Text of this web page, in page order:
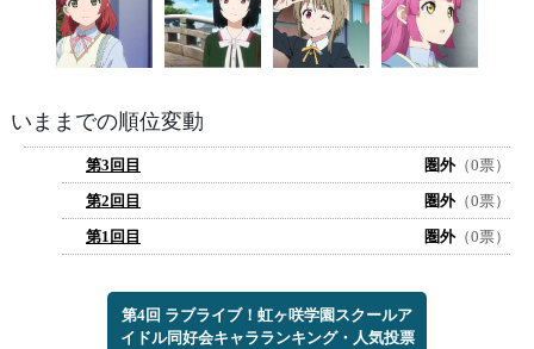
いままでの順位変動
第3回目 圏外（0票）
第2回目
圏外（0票）
第1回目
圏外（0票）
第4回 ラブライブ！虹ヶ咲学園スクールア
イドル同好会キャラランキング・人気投票